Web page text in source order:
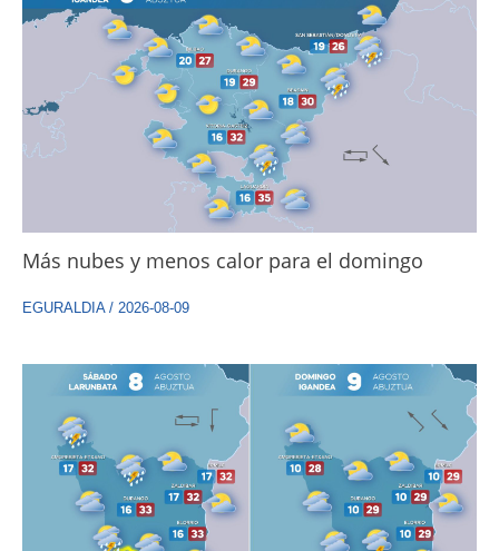
Más nubes y menos calor para el domingo
EGURALDIA/ 2026-08-09